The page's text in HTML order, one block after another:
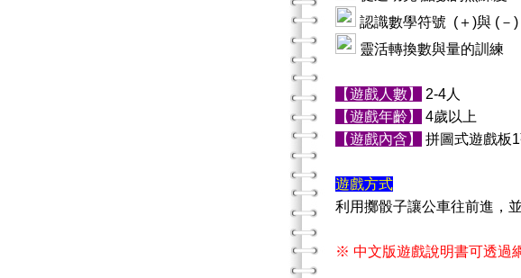
認識數學符號 (＋)與 (－)
靈活轉換數與量的訓練
【遊戲人數】
2-4人
【遊戲年齡】
4歲以上
【遊戲內含】
拼圖式遊戲板
遊戲方式
利用擲骰子讓公車往前進，
※ 中文版遊戲說明書可透過